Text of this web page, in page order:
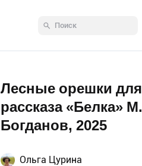
Лесные орешки для
рассказа «Белка» М.
Богданов, 2025
Ольга Цурина